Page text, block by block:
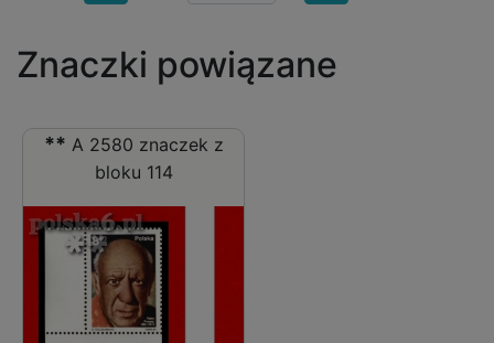
Znaczki powiązane
** A 2580 znaczek z
bloku 114